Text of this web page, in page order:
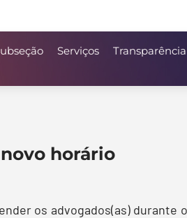
Serviços Transparência
horário
os advogados(as)